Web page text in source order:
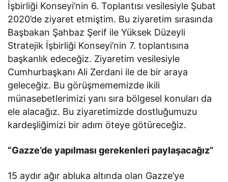
İşbirliği Konseyi’nin 6. Toplantısı vesilesiyle Şubat
2020’de ziyaret etmiştim. Bu ziyaretim sırasında
Başbakan Şahbaz Şerif ile Yüksek Düzeyli
Stratejik İşbirliği Konseyi’nin 7. toplantısına
başkanlık edeceğiz. Ziyaretim vesilesiyle
Cumhurbaşkanı Ali Zerdani ile de bir araya
geleceğiz. Bu görüşmememizde ikili
münasebetlerimizi yanı sıra bölgesel konuları da
ele alacağız. Bu ziyaretimizde dostluğumuzu
kardeşliğimizi bir adım öteye götüreceğiz.
“Gazze’de yapılması gerekenleri paylaşacağız”
15 aydır ağır abluka altında olan Gazze’ye